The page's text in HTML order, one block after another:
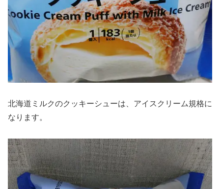
北海道ミルクのクッキーシューは、アイスクリーム規格に
なります。